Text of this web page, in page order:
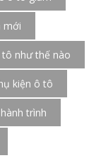
mới
như thế nào
kiện ô tô
trình